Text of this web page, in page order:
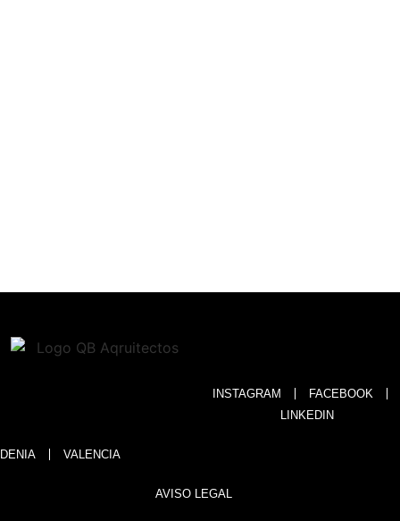
INSTAGRAM
FACEBOOK
LINKEDIN
AVISO LEGAL
DENIA VALENCIA